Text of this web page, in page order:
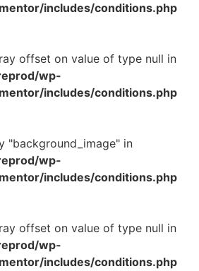
includes/conditions.php
offset on value of type null in
wp-
includes/conditions.php
"background_image" in
wp-
includes/conditions.php
offset on value of type null in
wp-
includes/conditions.php